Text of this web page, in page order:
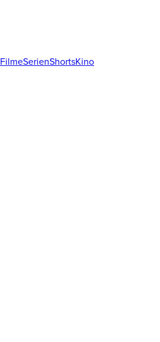
FilmeSerienShortsKino